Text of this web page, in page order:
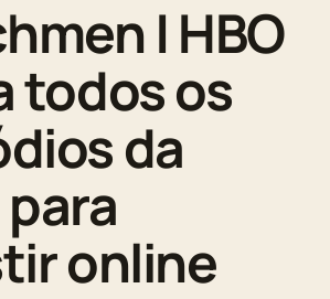
| HBO
todos os
da
online